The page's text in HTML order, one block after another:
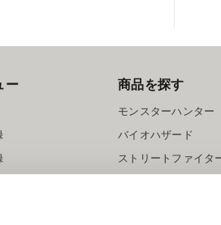
ー 商品を探す
モンスターハンター
バイオハザード
ストリートファイタ